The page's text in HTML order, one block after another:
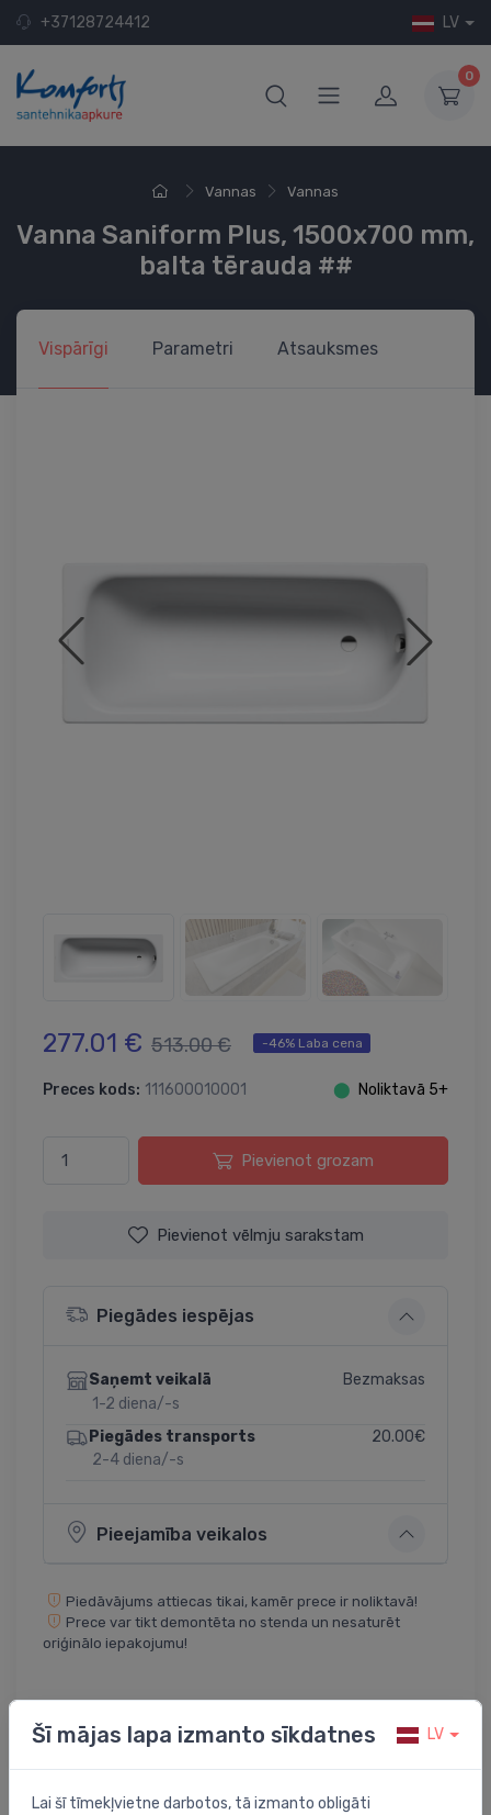
+37128724412 LV
0
Vannas Vannas
Vanna Saniform Plus, 1500x700 mm,
balta tērauda ##
Vispārīgi Parametri Atsauksmes
277.01 € 513.00 € -46% Laba cena
Preces kods: 111600010001 ⬤ Noliktavā 5+
Pievienot grozam
Pievienot vēlmju sarakstam
Piegādes iespējas
Saņemt veikalā
1-2 diena/-s
Bezmaksas
Piegādes transports
2-4 diena/-s
20.00€
Pieejamība veikalos
Piedāvājums attiecas tikai, kamēr prece ir noliktavā!
Prece var tikt demontēta no stenda un nesaturēt
oriģinālo iepakojumu!
Twitter Facebook
Šī mājas lapa izmanto sīkdatnes LV
Lai šī tīmekļvietne darbotos, tā izmanto obligāti